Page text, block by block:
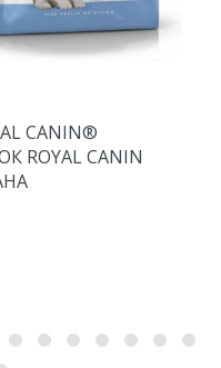
CANIN®
ROYAL CANIN